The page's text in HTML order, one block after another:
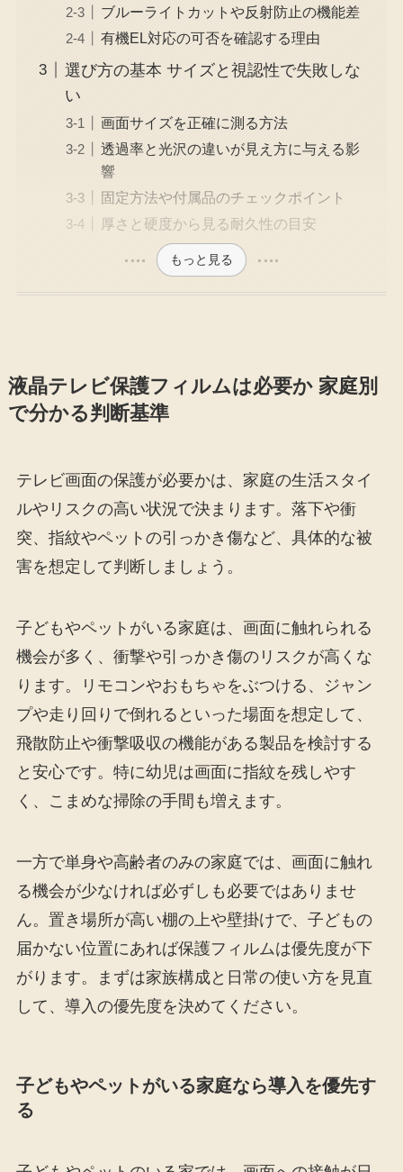
ブルーライトカットや反射防止の機能差
有機EL対応の可否を確認する理由
選び方の基本 サイズと視認性で失敗しな
い
画面サイズを正確に測る方法
透過率と光沢の違いが見え方に与える影
響
固定方法や付属品のチェックポイント
厚さと硬度から見る耐久性の目安
もっと見る
液晶テレビ保護フィルムは必要か 家庭別
で分かる判断基準
テレビ画面の保護が必要かは、家庭の生活スタイ
ルやリスクの高い状況で決まります。落下や衝
突、指紋やペットの引っかき傷など、具体的な被
害を想定して判断しましょう。
子どもやペットがいる家庭は、画面に触れられる
機会が多く、衝撃や引っかき傷のリスクが高くな
ります。リモコンやおもちゃをぶつける、ジャン
プや走り回りで倒れるといった場面を想定して、
飛散防止や衝撃吸収の機能がある製品を検討する
と安心です。特に幼児は画面に指紋を残しやす
く、こまめな掃除の手間も増えます。
一方で単身や高齢者のみの家庭では、画面に触れ
る機会が少なければ必ずしも必要ではありませ
ん。置き場所が高い棚の上や壁掛けで、子どもの
届かない位置にあれば保護フィルムは優先度が下
がります。まずは家族構成と日常の使い方を見直
して、導入の優先度を決めてください。
子どもやペットがいる家庭なら導入を優先す
る